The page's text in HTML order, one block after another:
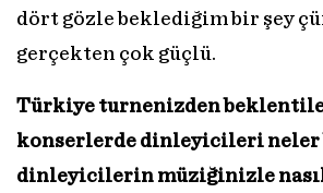
dört gözle beklediğim bir şey
gerçekten çok güçlü.
Türkiye turnenizden
konserlerde dinleyicileri
dinleyicilerin müziğinizle